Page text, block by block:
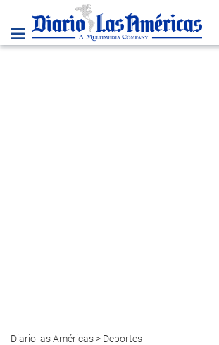
Diario las Américas> Deportes